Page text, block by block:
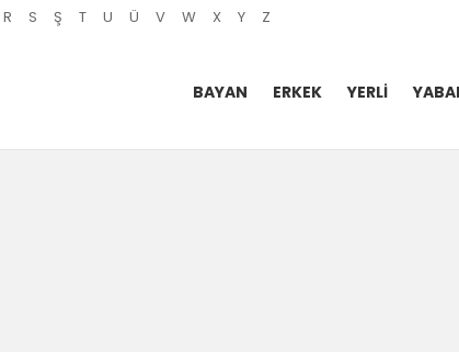
R S Ş T U Ü V W X Y Z
BAYAN ERKEK YERLI